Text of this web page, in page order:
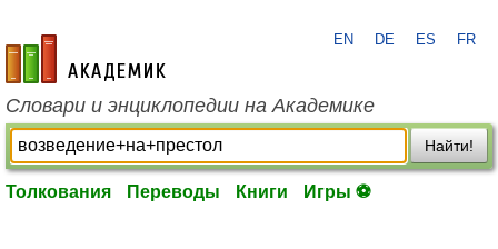
academic.ru
EN DE ES FR
Словари и энциклопедии на Академике
Найти!
Толкования Переводы Книги Игры ⚽